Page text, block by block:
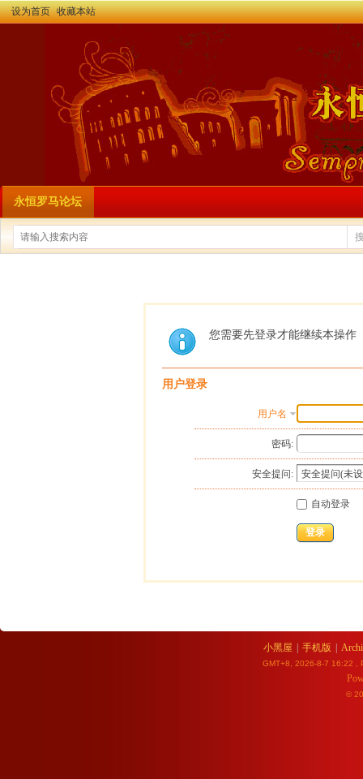
设为首页 收藏本站
永恒罗马论坛
您需要先登录才能继续本操作
用户登录
用户名
密码:
安全提问:
自动登录
登录
小黑屋 手机版
GMT+8, 2026-8-7 16:22 ,
©